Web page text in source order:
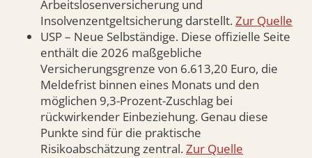
Arbeitslosenversicherung und
Insolvenzentgeltsicherung darstellt.Zur Quelle
USP – Neue Selbständige. Diese offizielle Seite
enthält die 2026 maßgebliche
Versicherungsgrenze von 6.613,20 Euro, die
Meldefrist binnen eines Monats und den
möglichen 9,3-Prozent-Zuschlag bei
rückwirkender Einbeziehung. Genau diese
Punkte sind für die praktische
Risikoabschätzung zentral.Zur Quelle